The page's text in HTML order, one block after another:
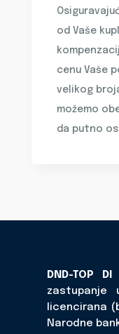
od Vaše
cenu Vaše
velikog
možemo
da putno
DND-TOP DI
zastupanje
licencirana
Narodne